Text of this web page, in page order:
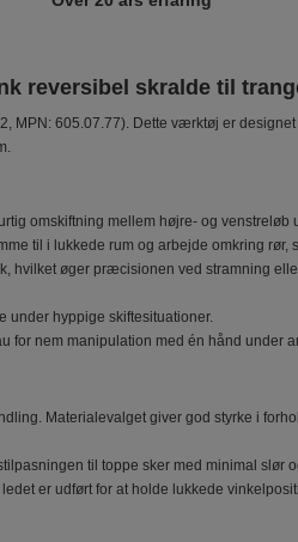
reversibel skralde til
MPN: 605.07.77). Dette værktøj er
omskiftning mellem højre- og
til i lukkede rum og arbejde omkring rør,
hvilket øger præcisionen ved stramning
under hyppige skiftesituationer.
for nem manipulation med én hånd under
Materialevalget giver god styrke i
til toppe sker med minimal slør
er udført for at holde lukkede